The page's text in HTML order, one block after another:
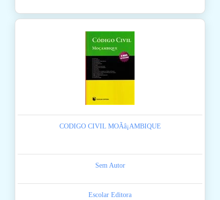
CODIGO CIVIL MOÃâ¡AMBIQUE
Sem Autor
Escolar Editora